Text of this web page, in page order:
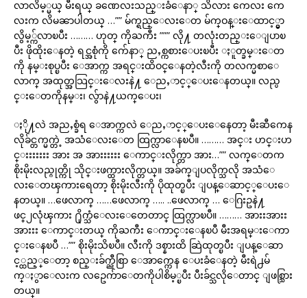
လာလိမ့္မယ္ မီးရယ္ ခဏေလးသည္းခံေနာ္ သိလား ကေလး ကေ
လးက လိမၼာပါတယ္ …”” မ်က္ရည္ေလးေတ မ်က္ဝန္းေထာင့္မွာ
လွိမ့္က်လာၿပီး ……… ဟုတ္ ကိုႀကီး ””” လို႔ တလုံးတည္းေျပာၿ
ပီး ဖိုထိုးေနတဲ့ ရင္အစုံကို က်ေနာ္ ညႇစ္ကစားေပးၿပီး ႏူတ္ခမ္းေတ
ကို နမ္းစုပ္ၿပီး ေအာက္က အရင္းထိဝင္ေနတဲ့လီးကို တလက္မစာေ
လာက္ အထုတ္အသြင္းေလးနဲ႔ ေညႇာင့္ေပးေနတယ္။ လည္ပ
င္းေတကိုနမ္း၊ လွ်ာနဲ႔ယက္ေပး၊
ႏို႔လဲ အညႇစ္ခံရ ေအာက္ကလဲ ေညႇာင့္ေပးေနေတာ့ မီးဆီကေန
လိုခ်င္တက္မက္တဲ့ အသံေလးေတ ထြက္လာေနၿပီ။ ……… အင္း ဟင္းဟ
င္းးးးးးး အား အ အားးးးးး ေကာင္းလိုက္တာ အား…”” လက္ေတက
စိုးမိုးလည္ဂုတ္ကို သိုင္းဖက္ထားလိုက္တယ္။ အခ်က္ျပလိုက္သလို အသံေ
လးေတၾကားရေတာ့ စိုးမိုးလီးကို ပိုထုတ္ၿပီး ျပန္ေဆာင့္ေပးေ
နတယ္။ …ဖေလာက္ ……ဖေလာက္ ….. ..ဖေလာက္ … ေဂြးဥနဲ႔
ဖင္၂လုံၾကား ႐ိုက္သံေလးေတေတာင္ ထြက္လာၿပီ။ ……… အားးအားး
အားးး ေကာင္းတယ္ ကိုႀကီး ေကာင္းေနၿပီ မီးအရမ္းေကာ
င္းေနၿပီ …”” စိုးမိုးသိၿပီ။ လီးကို ဒစ္နားထိ ဆြဲထုတ္ၿပီး ျပန္ေဆာ
င့္ထည့္ေတာ့ စည္းခ်က္ညီစြာ ေအာက္ကေန ေပးခံေနတဲ့ မီးရဲ႕မ်
က္ႏွာေလးက လဥေက်ာေတကိုပါစိမ့္ၿပီး ပီးခ်င္သလိုေတာင္ ျဖစ္သြား
တယ္။